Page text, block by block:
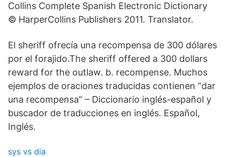
Collins Complete Spanish Electronic Dictionary
© HarperCollins Publishers 2011. Translator.
El sheriff ofrecía una recompensa de 300 dólares
por el forajido.The sheriff offered a 300 dollars
reward for the outlaw. b. recompense. Muchos
ejemplos de oraciones traducidas contienen “dar
una recompensa” – Diccionario inglés-español y
buscador de traducciones en inglés. Español,
Inglés.
sys vs dia